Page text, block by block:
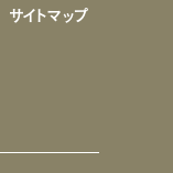
サイトマップ